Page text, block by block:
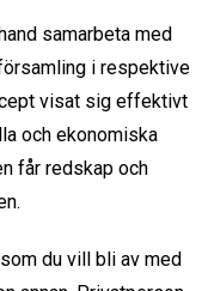
samarbeta med
i respektive
visat sig effektivt
och ekonomiska
får redskap och
du vill bli av med